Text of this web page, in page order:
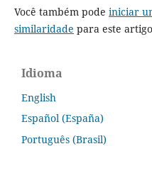
Você também pode iniciar
similaridade para este
Idioma
English
Español (España)
Português (Brasil)